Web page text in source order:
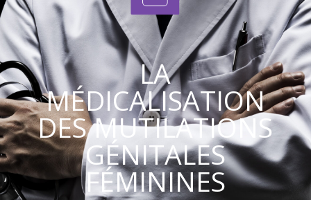
LA
MÉDICALISATION
DES MUTILATIONS
GÉNITALES
FÉMININES